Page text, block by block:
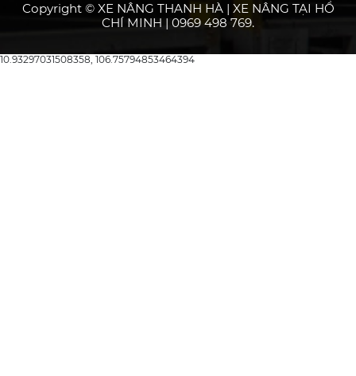
Copyright © XE NÂNG THANH HÀ | XE NÂNG TẠI HỒ
CHÍ MINH | 0969 498 769.
10.93297031508358, 106.75794853464394